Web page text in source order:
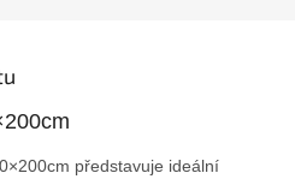
představuje ideální